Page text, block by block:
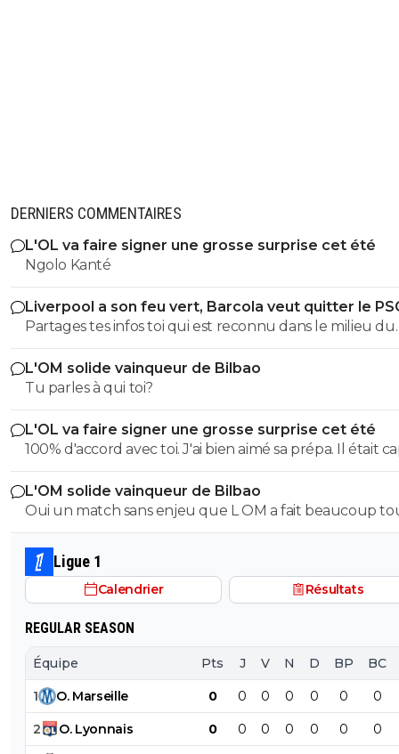
DERNIERS COMMENTAIRES
L'OL va faire signer une grosse surprise cet été
Ngolo Kanté
Liverpool a son feu vert, Barcola veut quitter le
Partages tes infos toi qui est reconnu dans le milieu du
football
L'OM solide vainqueur de Bilbao
Tu parles à qui toi?
L'OL va faire signer une grosse surprise cet été
100% d'accord avec toi. J'ai bien aimé sa prépa. Il était
de mettre de l'impact physique, de la puissance. On a besoin
de Morton en pointe basse pour équilibrer l'équipe. Et
un profil plus créatif en 8, comme Merah... ou Natey !
L'OM solide vainqueur de Bilbao
Oui un match sans enjeu que L OM a fait beaucoup
a 2 -1 il a fait rentrer que des jeunes
Ligue 1
Calendrier Résultats
REGULAR SEASON
Équipe Pts J V N D BP BC
1 O. Marseille 0 0 0 0 0 0 0
2 O. Lyonnais 0 0 0 0 0 0 0